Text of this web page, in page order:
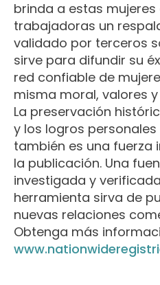
brinda a estas mujeres
trabajadoras un
validado por terceros
sirve para difundir su
red confiable de
misma moral, valores
La preservación
y los logros
también es una fuerza
la publicación. Una
investigada y
herramienta sirva de
nuevas relaciones
Obtenga más